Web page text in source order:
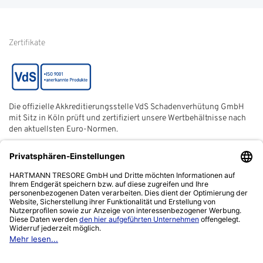
Batterieentsorgung
Zertifikate
Die offizielle Akkreditierungsstelle VdS Schadenverhütung GmbH
mit Sitz in Köln prüft und zertifiziert unsere Wertbehältnisse nach
den aktuellsten Euro-Normen.
Der ECB (European Certification Body) ist eine neutrale und
unabhängige Zertifizierungsstelle der European Security
Systems Association e. V. (ESSA) mit Sitz in Frankfurt am Main.